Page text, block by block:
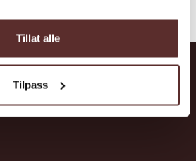
Tillat alle
Tilpass